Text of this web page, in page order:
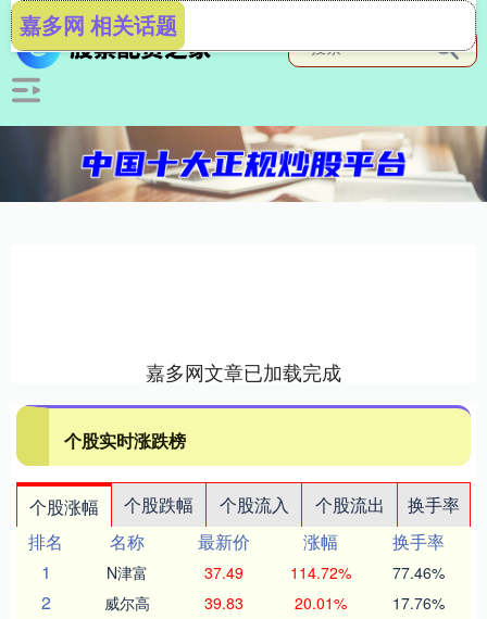
嘉多网 相关话题
嘉多网文章已加载完成
个股实时涨跌榜
个股涨幅 个股跌幅 个股流入 个股流出
换手率
排名
名称 最新价 涨幅
换手率
1
N津富 37.49 114.72% 77.46%
2 威尔高 39.83 20.01% 17.76%